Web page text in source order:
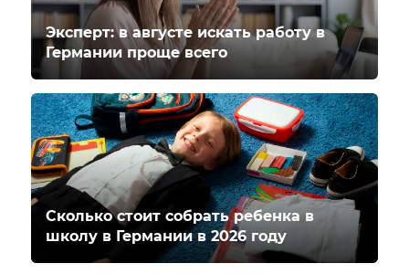
Эксперт: в августе искать работу в
Германии проще всего
Сколько стоит собрать ребенка в
школу в Германии в 2026 году